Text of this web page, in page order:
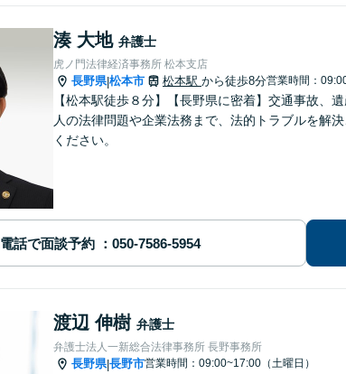
湊 大地 弁護士
虎ノ門法律経済事務所 松本支店
長野県|松本市 松本駅 から徒歩8分営業時間：
【松本駅徒歩８分】【長野県に密着】交通事故、
人の法律問題や企業法務まで、法的トラブルを解
ください。
電話で面談予約
渡辺 伸樹 弁護士
弁護士法人一新総合法律事務所 長野事務所
長野県|長野市営業時間：09:00~17:00（土曜日）